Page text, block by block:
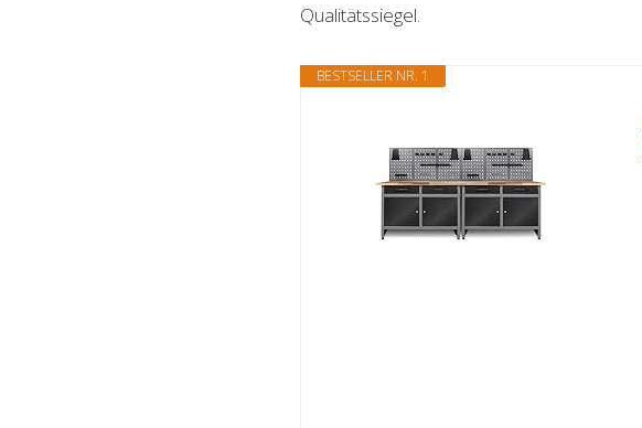
Qualitätssiegel.
BESTSELLER NR. 1